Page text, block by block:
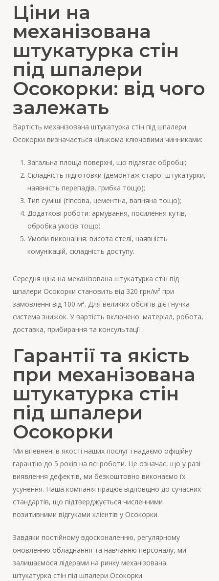
Ціни на
механізована
штукатурка стін
під шпалери
Осокорки: від чого
залежать
Вартість механізована штукатурка стін під шпалери
Осокорки визначається кількома ключовими чинниками:
Загальна площа поверхні, що підлягає обробці;
Складність підготовки (демонтаж старої штукатурки,
наявність перепадів, грибка тощо);
Тип суміші (гіпсова, цементна, вапняна тощо);
Додаткові роботи: армування, посилення кутів,
обробка укосів тощо;
Умови виконання: висота стелі, наявність
комунікацій, складність доступу.
Середня ціна на механізована штукатурка стін під
шпалери Осокорки становить від 320 грн/м² при
замовленні від 100 м². Для великих обсягів діє гнучка
система знижок. У вартість включено: матеріал, робота,
доставка, прибирання та консультації.
Гарантії та якість
при механізована
штукатурка стін
під шпалери
Осокорки
Ми впевнені в якості наших послуг і надаємо офіційну
гарантію до 5 років на всі роботи. Це означає, що у разі
виявлення дефектів, ми безкоштовно виконаємо їх
усунення. Наша компанія працює відповідно до сучасних
стандартів, що підтверджується численними
позитивними відгуками клієнтів у Осокорки.
Завдяки постійному вдосконаленню, регулярному
оновленню обладнання та навчанню персоналу, ми
залишаємося лідерами на ринку механізована
штукатурка стін під шпалери Осокорки.